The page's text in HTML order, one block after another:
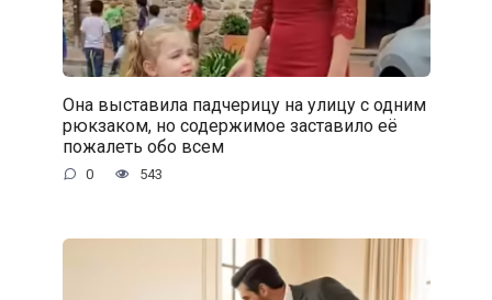
Она выставила падчерицу на улицу с одним
рюкзаком, но содержимое заставило её
пожалеть обо всем
0 543